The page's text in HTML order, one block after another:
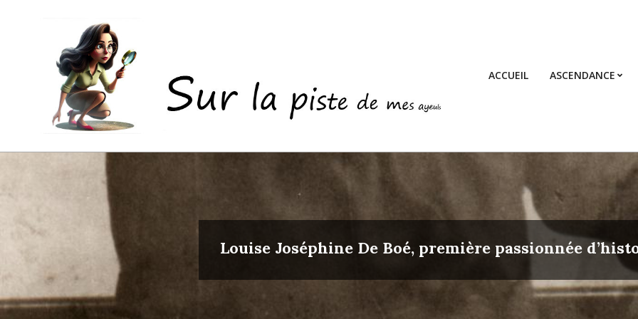
Sur
de
mes
ayeuls
ACCUEIL ASCENDANCE
Louise Joséphine De Boé, première passionnée